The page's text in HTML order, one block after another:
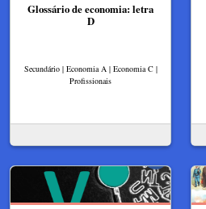
Glossário de economia: letra
D
Secundário | Economia A | Economia C |
Profissionais